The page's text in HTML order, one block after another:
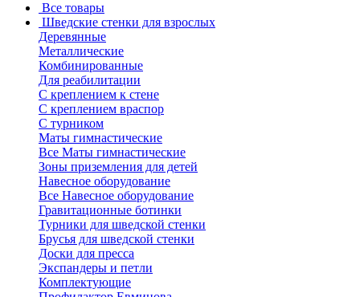
Все товары
Шведские стенки для взрослых
Деревянные
Металлические
Комбинированные
Для реабилитации
С креплением к стене
С креплением враспор
С турником
Маты гимнастические
Все Маты гимнастические
Зоны приземления для детей
Навесное оборудование
Все Навесное оборудование
Гравитационные ботинки
Турники для шведской стенки
Брусья для шведской стенки
Доски для пресса
Экспандеры и петли
Комплектующие